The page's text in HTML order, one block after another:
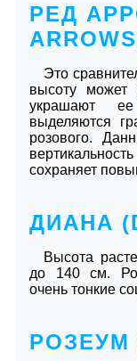
РЕД
Это
высоту может
украшают
выделяются
розового.
сохраняет
ДИАНА
Высота
до 140 см.
очень тонкие
РОЗЕУМ